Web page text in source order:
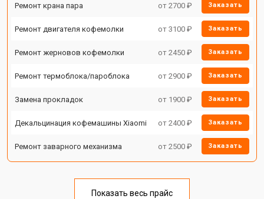
Ремонт крана пара от 2700 ₽ Заказать
Ремонт двигателя кофемолки от 3100 ₽ Заказать
Ремонт жерновов кофемолки от 2450 ₽ Заказать
Ремонт термоблока/пароблока от 2900 ₽ Заказать
Замена прокладок от 1900 ₽ Заказать
Декальцинация кофемашины Xiaomi от 2400 ₽ Заказать
Ремонт заварного механизма от 2500 ₽ Заказать
Показать весь прайс